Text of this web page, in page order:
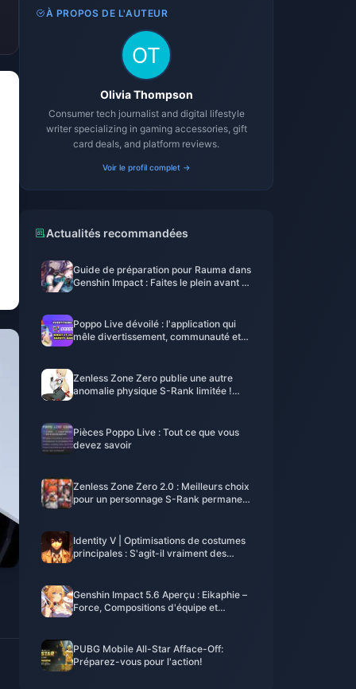
À PROPOS DE L'AUTEUR
Olivia Thompson
Consumer tech journalist and digital lifestyle
writer specializing in gaming accessories, gift
card deals, and platform reviews.
Voir le profil complet →
Actualités recommandées
Guide de préparation pour Rauma dans
Genshin Impact : Faites le plein avant la
Poppo Live dévoilé : l'application qui
mêle divertissement, communauté et
Zenless Zone Zero publie une autre
anomalie physique S-Rank limitée !
Pièces Poppo Live : Tout ce que vous
devez savoir
Zenless Zone Zero 2.0 : Meilleurs choix
pour un personnage S-Rank permanent
Identity V | Optimisations de costumes
principales : S'agit-il vraiment des
Genshin Impact 5.6 Aperçu : Eikaphie –
Force, Compositions d'équipe et
PUBG Mobile All-Star Afface-Off:
Préparez-vous pour l'action!